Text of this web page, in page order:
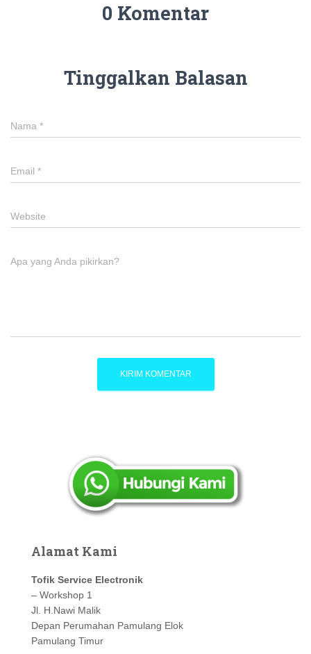
0 Komentar
Tinggalkan Balasan
Nama *
Email *
Website
Apa yang Anda pikirkan?
Alamat Kami
Tofik Service Electronik
– Workshop 1
Jl. H.Nawi Malik
Depan Perumahan Pamulang Elok
Pamulang Timur